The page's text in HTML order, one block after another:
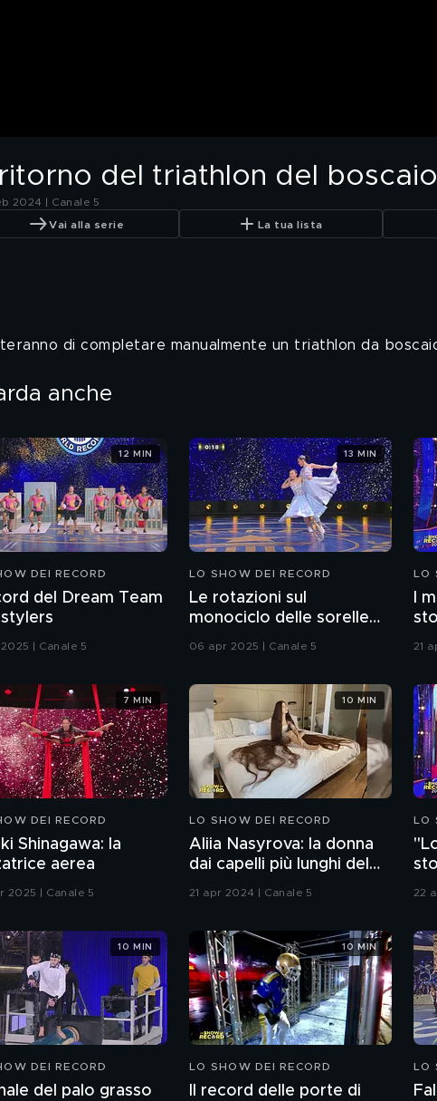
ritorno del triathlon del
2024 | Canale 5
Vai alla serie La tua lista
di completare manualmente un triathlon da
anche
DEI RECORD
del Dream Team
| Canale 5
12 MIN
LO SHOW DEI RECORD
Le rotazioni sul
monociclo delle sorelle
Airi e Rui Tomizawa
06 apr 2025 | Canale 5
13 MIN
LO
I
21
DEI RECORD
Shinagawa: la
aerea
2025 | Canale 5
7 MIN
LO SHOW DEI RECORD
Aliia Nasyrova: la donna
dai capelli più lunghi del
21 apr 2024 | Canale 5
10 MIN
LO
22
DEI RECORD
del palo grasso
10 MIN
LO SHOW DEI RECORD
Il record delle porte di
10 MIN
LO